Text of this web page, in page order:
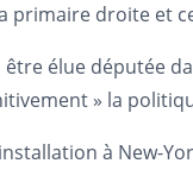
primaire droite et
être élue députée
» la
à New-